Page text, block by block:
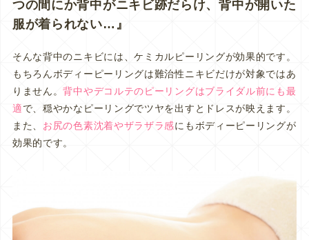
つの間にか背中がニキビ跡だらけ、背中が開いた
服が着られない…』
そんな背中のニキビには、ケミカルピーリングが効果的です。
もちろんボディーピーリングは難治性ニキビだけが対象ではあ
りません。背中やデコルテのピーリングはブライダル前にも最
適で、穏やかなピーリングでツヤを出すとドレスが映えます。
また、 お尻の色素沈着やザラザラ感にもボディーピーリングが
効果的です。